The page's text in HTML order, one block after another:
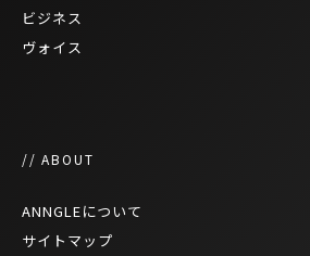
ビジネス
ヴォイス
// ABOUT
ANNGLEについて
サイトマップ